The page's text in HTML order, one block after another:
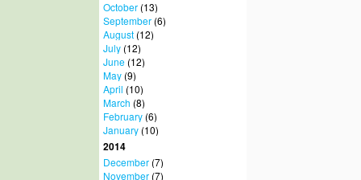
October(13)
September(6)
August(12)
July(12)
June(12)
May(9)
April (10)
March (8)
February(6)
January(10)
2014
December(7)
November(7)